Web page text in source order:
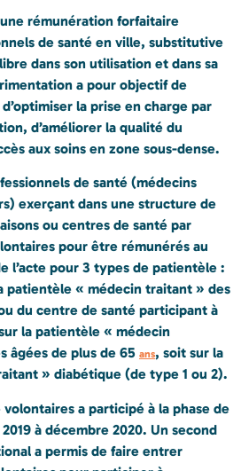
une rémunération forfaitaire
de santé en ville, substitutive
dans son utilisation et dans sa
a pour objectif de
la prise en charge par
d’améliorer la qualité du
aux soins en zone sous-dense.
de santé (médecins
exerçant dans une structure de
ou centres de santé par
pour être rémunérés au
l’acte pour 3 types de patientèle :
patientèle « médecin traitant » des
du centre de santé participant à
la patientèle « médecin
âgées de plus de 65 ans, soit sur la
» diabétique (de type 1 ou 2).
a participé à la phase de
à décembre 2020. Un second
a permis de faire entrer